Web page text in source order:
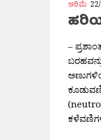
ಅರಿಮೆ
–